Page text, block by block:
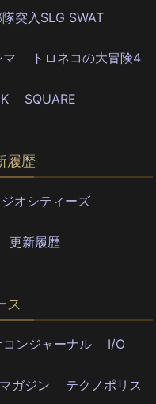
突入SLG SWAT
トロネコの大冒険4
SQUARE
履歴
ジオシティーズ
更新履歴
ス
コンジャーナル I/O
ガジン テクノポリス